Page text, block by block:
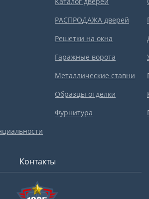
РАСПРОДАЖА дверей
Решетки на окна
Гаражные ворота
Металлические ставни
Образцы отделки
Фурнитура
Контакты